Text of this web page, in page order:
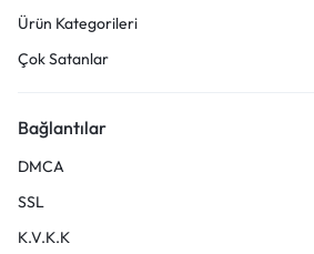
Ürün Kategorileri
Çok Satanlar
Bağlantılar
DMCA
SSL
K.V.K.K